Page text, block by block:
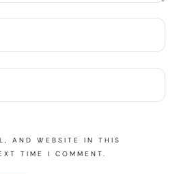
AND WEBSITE IN THIS
TIME I COMMENT.